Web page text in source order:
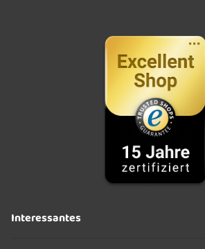
Interessantes